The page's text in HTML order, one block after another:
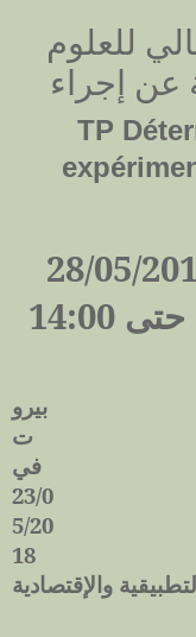
للعلوم
عن إجراء
TP
بيرو
ت
في
23/0
5/20
18
والإقتصادية